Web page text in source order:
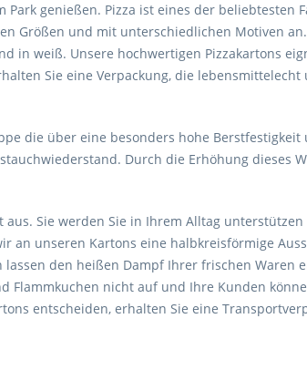
genießen. Pizza ist eines der beliebtesten
Größen und mit unterschiedlichen Motiven
in weiß. Unsere hochwertigen Pizzakartons
Sie eine Verpackung, die
die über eine besonders hohe
Durch die Erhöhung dieses
Sie werden Sie in Ihrem Alltag
an unseren Kartons eine halbkreisförmige
den heißen Dampf Ihrer frischen Waren
Flammkuchen nicht auf und Ihre Kunden
entscheiden, erhalten Sie eine